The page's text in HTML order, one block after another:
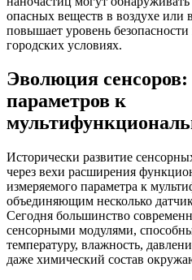
опасных веществ в воздухе или
повышает уровень
городских условиях.
Эволюция
параметров к
Исторически развитие
через вехи расширения
измеряемого параметра к
объединяющим несколько
Сегодня большинство
сенсорными модулями,
температуру, влажность,
даже химический состав